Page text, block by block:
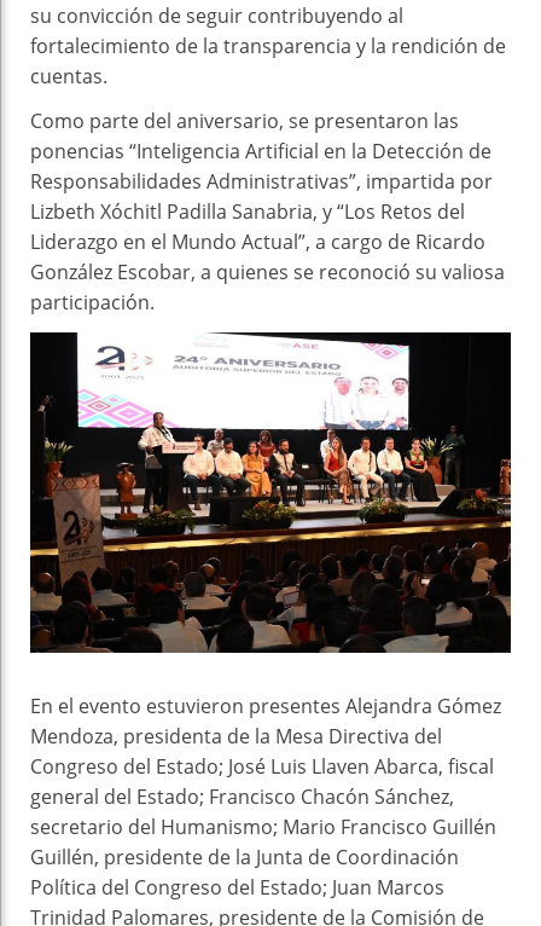
su convicción de seguir contribuyendo al
fortalecimiento de la transparencia y la rendición de
cuentas.
Como parte del aniversario, se presentaron las
ponencias “Inteligencia Artificial en la Detección de
Responsabilidades Administrativas”, impartida por
Lizbeth Xóchitl Padilla Sanabria, y “Los Retos del
Liderazgo en el Mundo Actual”, a cargo de Ricardo
González Escobar, a quienes se reconoció su valiosa
participación.
En el evento estuvieron presentes Alejandra Gómez
Mendoza, presidenta de la Mesa Directiva del
Congreso del Estado; José Luis Llaven Abarca, fiscal
general del Estado; Francisco Chacón Sánchez,
secretario del Humanismo; Mario Francisco Guillén
Guillén, presidente de la Junta de Coordinación
Política del Congreso del Estado; Juan Marcos
Trinidad Palomares, presidente de la Comisión de